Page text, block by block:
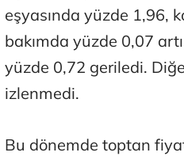
eşyasında yüzde 1,96,
bakımda yüzde 0,07
yüzde 0,72 geriledi.
izlenmedi.
Bu dönemde toptan
Belma